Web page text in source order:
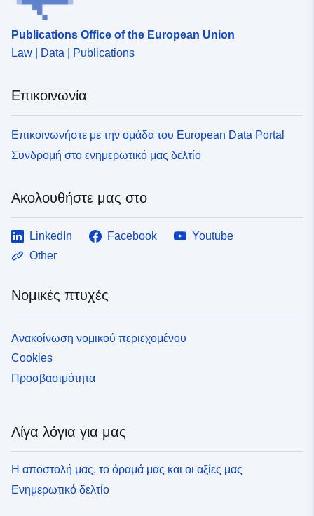
Publications Office of the European Union
Law | Data | Publications
Επικοινωνία
Επικοινωνήστε με την ομάδα του European Data Portal
Συνδρομή στο ενημερωτικό μας δελτίο
Ακολουθήστε μας στο
LinkedIn Facebook
Youtube
Other
Νομικές πτυχές
Ανακοίνωση νομικού περιεχομένου
Cookies
Προσβασιμότητα
Λίγα λόγια για μας
Η αποστολή μας, το όραμά μας και οι αξίες μας
Ενημερωτικό δελτίο